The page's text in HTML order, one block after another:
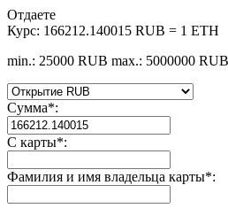
Отдаете
Курс: 166212.140015 RUB = 1 ETH
min.: 25000 RUB max.: 5000000 RUB
Сумма*:
С карты*:
Фамилия и имя владельца карты*: